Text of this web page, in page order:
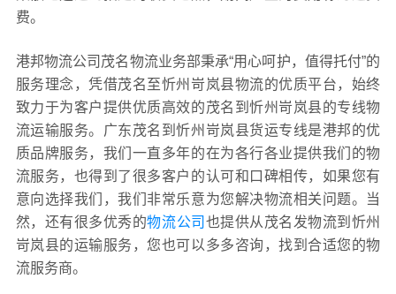
费。
港邦物流公司茂名物流业务部秉承“用心呵护，值得托付”的
服务理念，凭借茂名至忻州岢岚县物流的优质平台，始终
致力于为客户提供优质高效的茂名到忻州岢岚县的专线物
流运输服务。广东茂名到忻州岢岚县货运专线是港邦的优
质品牌服务，我们一直多年的在为各行各业提供我们的物
流服务，也得到了很多客户的认可和口碑相传，如果您有
意向选择我们，我们非常乐意为您解决物流相关问题。当
然，还有很多优秀的物流公司 也提供从茂名发物流到忻州
岢岚县的运输服务，您也可以多多咨询，找到合适您的物
流服务商。